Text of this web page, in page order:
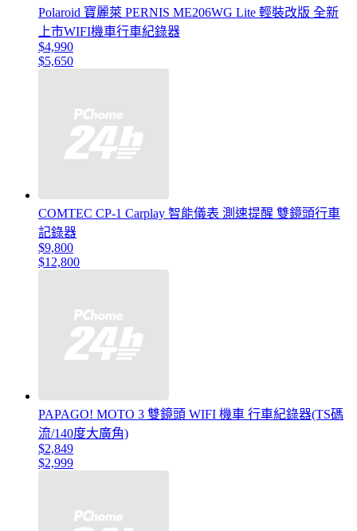
Polaroid 寶麗萊 PERNIS ME206WG Lite 輕裝改版 全新
上市WIFI機車行車紀錄器
$4,990
$5,650
COMTEC CP-1 Carplay 智能儀表 測速提醒 雙鏡頭行車
記錄器
$9,800
$12,800
PAPAGO! MOTO 3 雙鏡頭 WIFI 機車 行車紀錄器(TS碼
流/140度大廣角)
$2,849
$2,999